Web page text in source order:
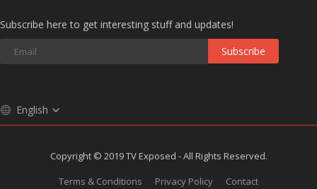
Subscribe here to get interesting stuff and updates!
Subscribe
English
Copyright © 2019 TV Exposed - All Rights Reserved.
Terms & Conditions
Privacy Policy Contact